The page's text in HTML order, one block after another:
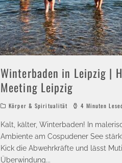
Winterbaden in Leipzig |
Meeting Leipzig
Körper & Spiritualität 4 Minuten
Kalt, kälter, Winterbaden! In
Ambiente am Cospudener See
Kick die Abwehrkräfte und lässt
Überwindung...